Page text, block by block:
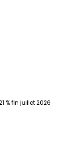
% fin juillet 2026